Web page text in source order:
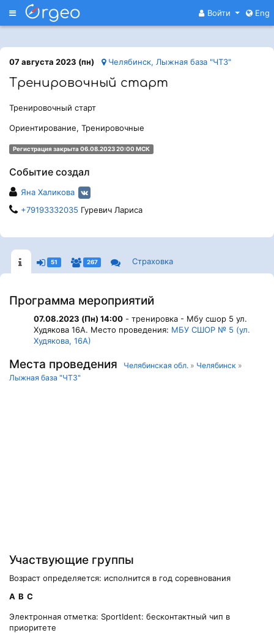
Меню Войти Eng
07 августа 2023 (пн) Челябинск, Лыжная база "ЧТЗ"
Тренировочный старт
Тренировочный старт
Ориентирование, Тренировочные
Регистрация закрыта 06.08.2023 20:00 МСК
Событие создал
Яна Халикова
+79193332035 Гуревич Лариса
51 267 Страховка
Программа мероприятий
07.08.2023 (Пн) 14:00 - тренировка - Мбу сшор 5 ул.
Худякова 16А. Место проведения: МБУ СШОР № 5 (ул.
Худякова, 16А)
Места проведения Челябинская обл. » Челябинск »
Лыжная база "ЧТЗ"
Участвующие группы
Возраст определяется: исполнится в год соревнования
А В С
Электронная отметка: SportIdent: бесконтактный чип в
приоритете